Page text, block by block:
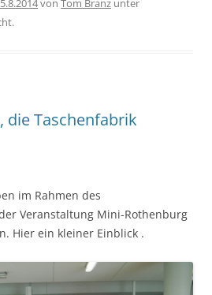
von Tom Branz unter
die Taschenfabrik
im Rahmen des
Veranstaltung Mini-Rothenburg
Hier ein kleiner Einblick .